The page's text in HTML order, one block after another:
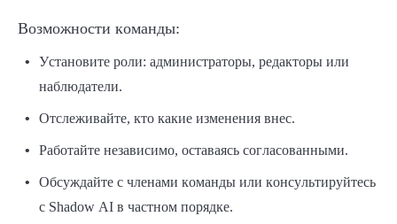
Возможности команды:
Установите роли: администраторы, редакторы или
наблюдатели.
Отслеживайте, кто какие изменения внес.
Работайте независимо, оставаясь согласованными.
Обсуждайте с членами команды или консультируйтесь
с Shadow AI в частном порядке.